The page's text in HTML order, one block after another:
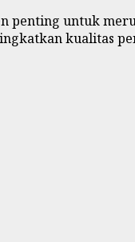
penting untuk
kualitas